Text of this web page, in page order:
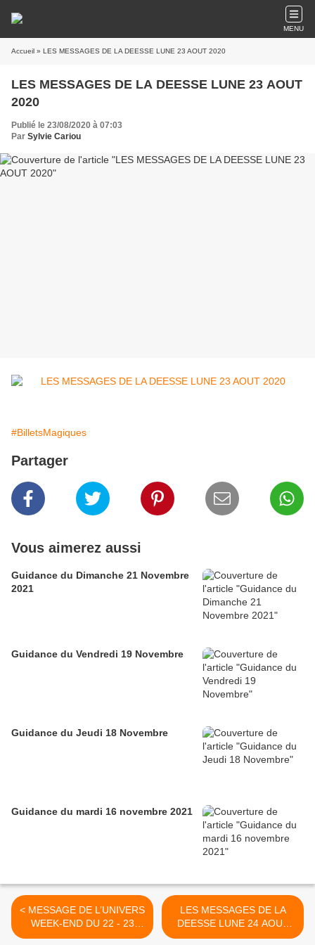
MENU
Accueil » LES MESSAGES DE LA DEESSE LUNE 23 AOUT 2020
LES MESSAGES DE LA DEESSE LUNE 23 AOUT
2020
Publié le 23/08/2020 à 07:03
Par Sylvie Cariou
#BilletsMagiques
Partager
Vous aimerez aussi
Guidance du Dimanche 21 Novembre
2021
Guidance du Vendredi 19 Novembre
Guidance du Jeudi 18 Novembre
Guidance du mardi 16 novembre 2021
< MESSAGE DE L’UNIVERS
WEEK-END DU 22 - 23
AOUT 2020
LES MESSAGES DE LA
DEESSE LUNE 24 AOUT
2020 >